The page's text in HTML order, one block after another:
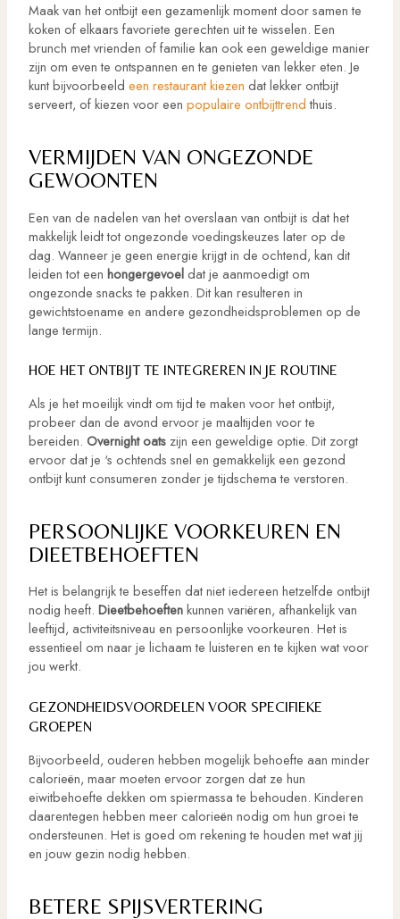
Maak van het ontbijt een gezamenlijk moment door samen te
koken of elkaars favoriete gerechten uit te wisselen. Een
brunch met vrienden of familie kan ook een geweldige manier
zijn om even te ontspannen en te genieten van lekker eten. Je
kunt bijvoorbeeld een restaurant kiezen dat lekker ontbijt
serveert, of kiezen voor een populaire ontbijttrendthuis.
VERMIJDEN VAN ONGEZONDE
GEWOONTEN
Een van de nadelen van het overslaan van ontbijt is dat het
makkelijk leidt tot ongezonde voedingskeuzes later op de
dag. Wanneer je geen energie krijgt in de ochtend, kan dit
leiden tot een hongergevoeldat je aanmoedigt om
ongezonde snacks te pakken. Dit kan resulteren in
gewichtstoename en andere gezondheidsproblemen op de
lange termijn.
HOE HET ONTBIJT TE INTEGREREN IN JE ROUTINE
Als je het moeilijk vindt om tijd te maken voor het ontbijt,
probeer dan de avond ervoor je maaltijden voor te
bereiden. Overnight oatszijn een geweldige optie. Dit zorgt
ervoor dat je ‘s ochtends snel en gemakkelijk een gezond
ontbijt kunt consumeren zonder je tijdschema te verstoren.
PERSOONLIJKE VOORKEUREN EN
DIEETBEHOEFTEN
Het is belangrijk te beseffen dat niet iedereen hetzelfde ontbijt
nodig heeft. Dieetbehoeftenkunnen variëren, afhankelijk van
leeftijd, activiteitsniveau en persoonlijke voorkeuren. Het is
essentieel om naar je lichaam te luisteren en te kijken wat voor
jou werkt.
GEZONDHEIDSVOORDELEN VOOR SPECIFIEKE
GROEPEN
Bijvoorbeeld, ouderen hebben mogelijk behoefte aan minder
calorieën, maar moeten ervoor zorgen dat ze hun
eiwitbehoefte dekken om spiermassa te behouden. Kinderen
daarentegen hebben meer calorieën nodig om hun groei te
ondersteunen. Het is goed om rekening te houden met wat jij
en jouw gezin nodig hebben.
BETERE SPIJSVERTERING